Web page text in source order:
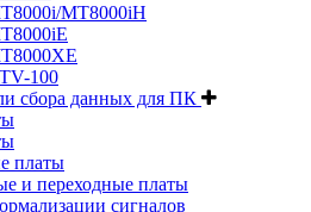
MT8000iH
100
сбора данных для ПК
платы
и переходные платы
сигналов